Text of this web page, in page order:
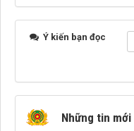
Ý kiến bạn đọc
Những tin mới